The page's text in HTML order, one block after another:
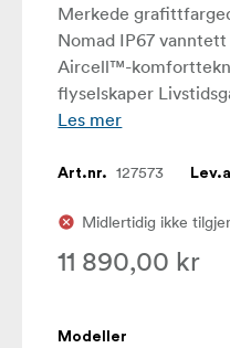
Merkede
Nomad IP67
Aircell™-
flyselskaper
Les mer
Art.nr. 127573
Midlertidig ikke
11 890,00 kr
Modeller